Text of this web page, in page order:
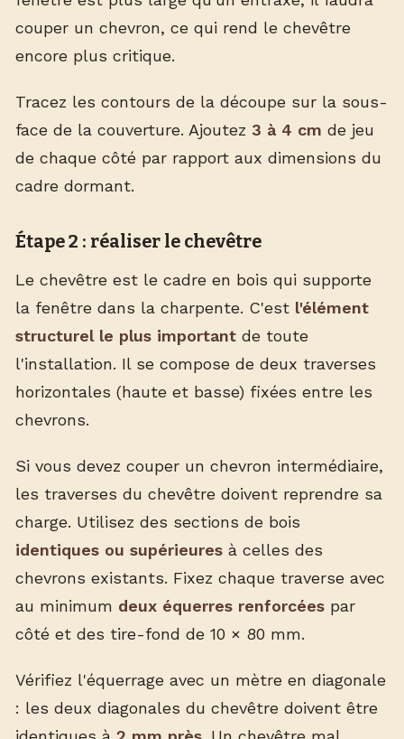
couper un chevron, ce qui rend le chevêtre
encore plus critique.
Tracez les contours de la découpe sur la sous-
face de la couverture. Ajoutez 3 à 4 cm de jeu
de chaque côté par rapport aux dimensions du
cadre dormant.
Étape 2 : réaliser le chevêtre
Le chevêtre est le cadre en bois qui supporte
la fenêtre dans la charpente. C'est l'élément
structurel le plus important de toute
l'installation. Il se compose de deux traverses
horizontales (haute et basse) fixées entre les
chevrons.
Si vous devez couper un chevron intermédiaire,
les traverses du chevêtre doivent reprendre sa
charge. Utilisez des sections de bois
identiques ou supérieures à celles des
chevrons existants. Fixez chaque traverse avec
au minimum deux équerres renforcées par
côté et des tire-fond de 10 × 80 mm.
Vérifiez l'équerrage avec un mètre en diagonale
: les deux diagonales du chevêtre doivent être